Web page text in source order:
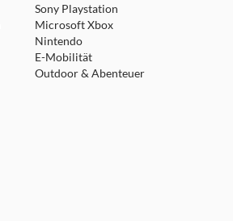
Sony Playstation
Microsoft Xbox
Nintendo
E-Mobilität
Outdoor & Abenteuer